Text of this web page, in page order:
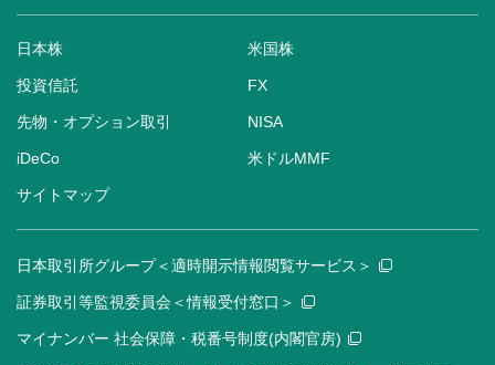
日本株 米国株
投資信託 FX
先物・オプション取引 NISA
iDeCo 米ドルMMF
サイトマップ
日本取引所グループ＜適時開示情報閲覧サービス＞
証券取引等監視委員会＜情報受付窓口＞
マイナンバー 社会保障・税番号制度(内閣官房)